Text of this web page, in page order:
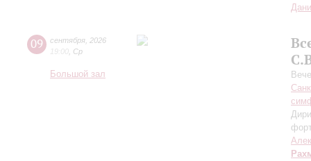
09 сентября 2026
19:00 Ср
Большой зал